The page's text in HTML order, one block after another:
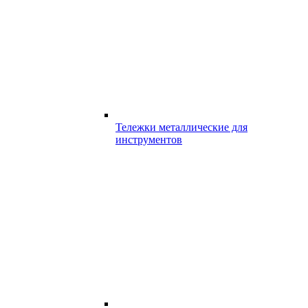
Тележки металлические для
инструментов